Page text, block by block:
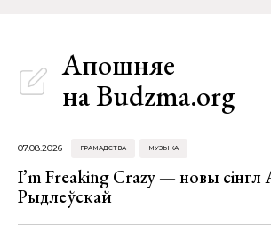
Апошняе
на Budzma.org
07.08.2026 ГРАМАДСТВА МУЗЫКА
I’m Freaking Crazy — новы сінгл
Рыдлеўскай